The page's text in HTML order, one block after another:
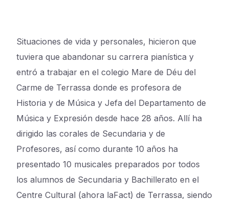
Situaciones de vida y personales, hicieron que
tuviera que abandonar su carrera pianística y
entró a trabajar en el colegio Mare de Déu del
Carme de Terrassa donde es profesora de
Historia y de Música y Jefa del Departamento de
Música y Expresión desde hace 28 años. Allí ha
dirigido las corales de Secundaria y de
Profesores, así como durante 10 años ha
presentado 10 musicales preparados por todos
los alumnos de Secundaria y Bachillerato en el
Centre Cultural (ahora laFact) de Terrassa, siendo